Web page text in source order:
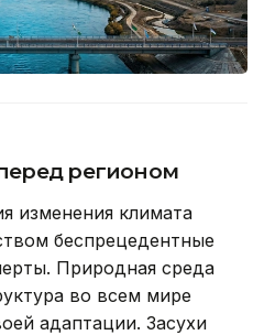
регионом
изменения климата
беспрецедентные
Природная среда
во всем мире
адаптации. Засухи